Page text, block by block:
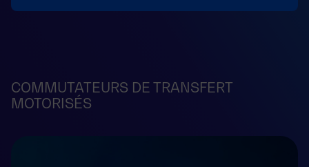
COMMUTATEURS DE TRANSFERT
MOTORISÉS